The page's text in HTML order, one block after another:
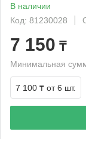
В наличии
Код: 81230028
7 150 ₸
Минимальная
7 100 ₸ от 6 шт.